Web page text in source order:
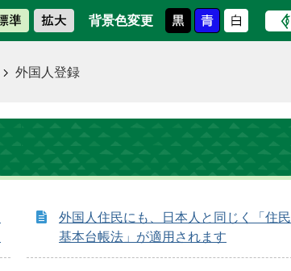
背景色変更
外国人登録
外国人住民にも、日本人と同じく「住民
基本台帳法」が適用されます